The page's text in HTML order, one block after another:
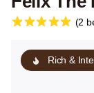
(2
Rich &